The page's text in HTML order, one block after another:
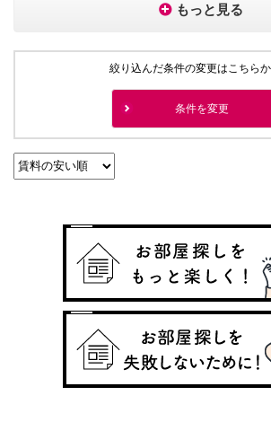
もっと見る
絞り込んだ条件の変更はこちらか
条件を変更